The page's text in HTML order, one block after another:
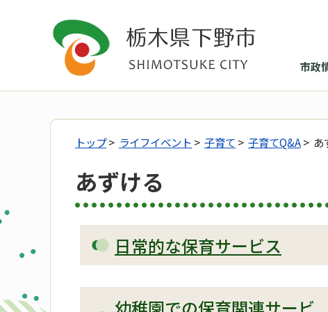
市政
トップ> ライフイベント > 子育て > 子育てQ&A> あ
あずける
日常的な保育サービス